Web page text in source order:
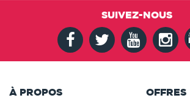
SUIVEZ-NOUS
À PROPOS OFFRES